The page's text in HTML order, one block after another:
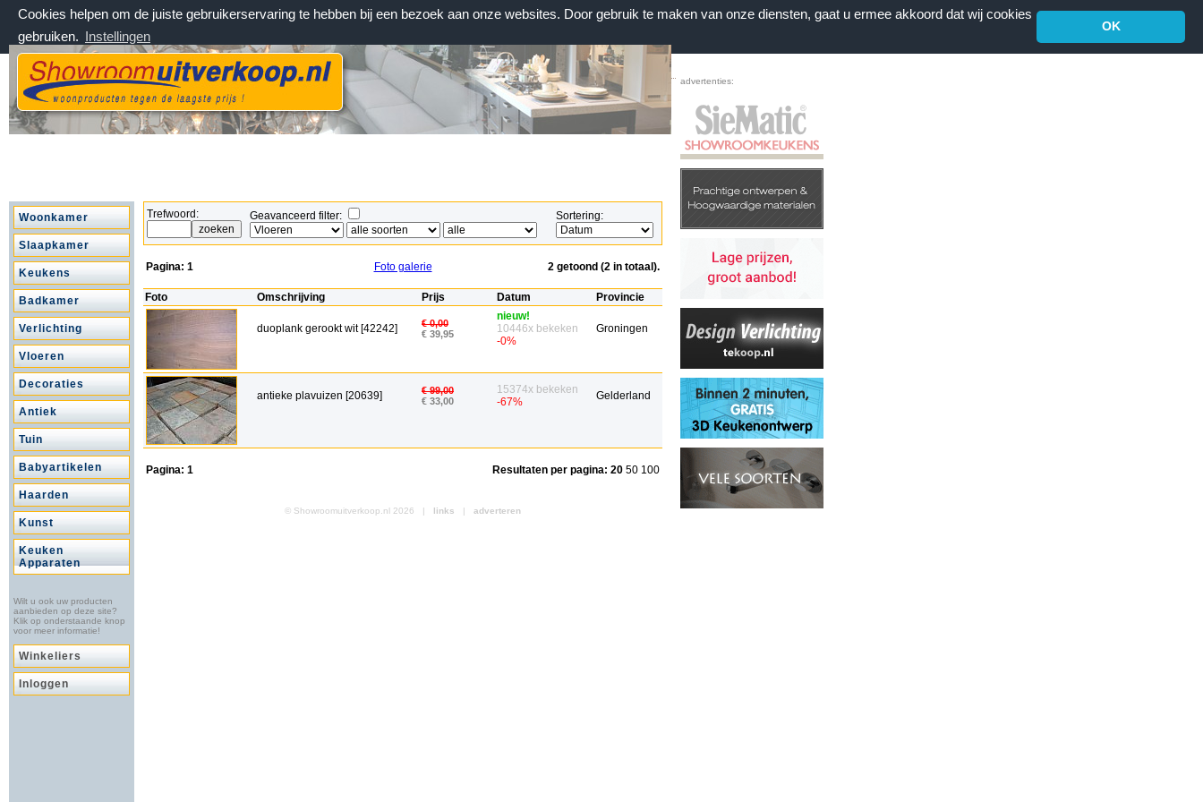
Cookies helpen om de juiste gebruikerservaring te hebben bij een bezoek aan onze websites. Door gebruik te maken van onze diensten, gaat u ermee akkoord dat wij cookies
gebruiken. Instellingen
OK
donderdag 6 augustus 2026, 12:03 uur
Welkom bij Showroomuitverkoop.nl
Home | Voorwaarden | Contact | Favorieten
advertenties:
Woonkamer
Slaapkamer
Keukens
Badkamer
Verlichting
Vloeren
Decoraties
Antiek
Tuin
Babyartikelen
Haarden
Kunst
Keuken
Apparaten
Wilt u ook uw producten
aanbieden op deze site?
Klik op onderstaande knop
voor meer informatie!
Winkeliers
Inloggen
Trefwoord: Geavanceerd filter: Sortering:
Pagina: 1 Foto galerie 2 getoond (2 in totaal).
Foto Omschrijving Prijs Datum Provincie
duoplank gerookt wit [42242]
€ 0,00
€ 39,95
nieuw!
10446x bekeken
-0%
Groningen
antieke plavuizen [20639]
€ 99,00
€ 33,00
15374x bekeken
-67%
Gelderland
Pagina: 1 Resultaten per pagina: 20 50 100
© Showroomuitverkoop.nl 2026 | links | adverteren